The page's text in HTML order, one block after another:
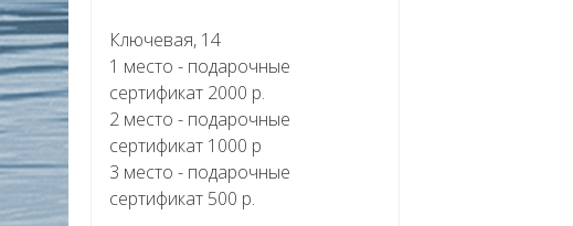
Ключевая, 14
1 место - подарочные
сертификат 2000 р.
2 место - подарочные
сертификат 1000 р
3 место - подарочные
сертификат 500 р.